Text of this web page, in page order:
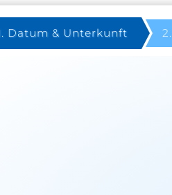
Datum & Unterkunft